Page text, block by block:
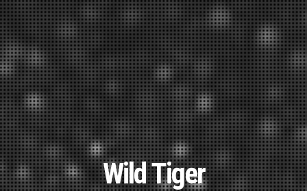
Wild Tiger